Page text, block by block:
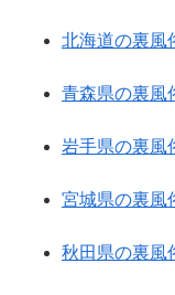
北海道の裏風
青森県の裏風
岩手県の裏風
宮城県の裏風
秋田県の裏風